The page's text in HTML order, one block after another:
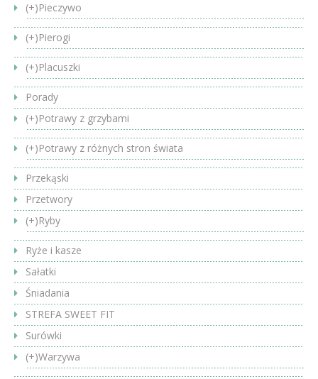
(+)Pieczywo
(+)Pierogi
(+)Placuszki
Porady
(+)Potrawy z grzybami
(+)Potrawy z różnych stron świata
Przekąski
Przetwory
(+)Ryby
Ryże i kasze
Sałatki
Śniadania
STREFA SWEET FIT
Surówki
(+)Warzywa